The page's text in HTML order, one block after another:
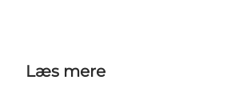
Læs mere